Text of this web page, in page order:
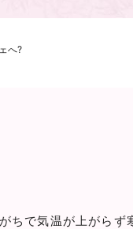
へ?
ちで気温が上がら